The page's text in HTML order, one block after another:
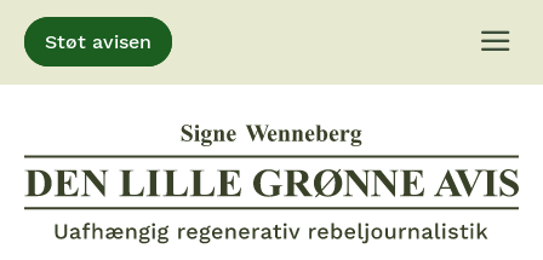
Gå
til
indhold
Støt avisen